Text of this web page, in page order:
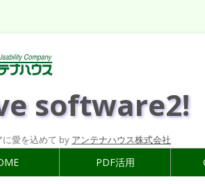
software2!
に愛を込めて by アンテナハウス株式会社
PDF活用